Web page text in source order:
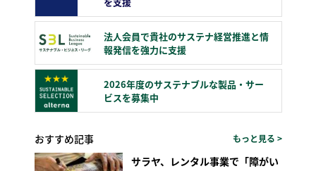
法人会員で貴社のサステナ経営推進と情
報発信を強力に支援
2026年度のサステナブルな製品・サー
ビスを募集中
おすすめ記事 もっと見る >
サラヤ、レンタル事業で「障がい